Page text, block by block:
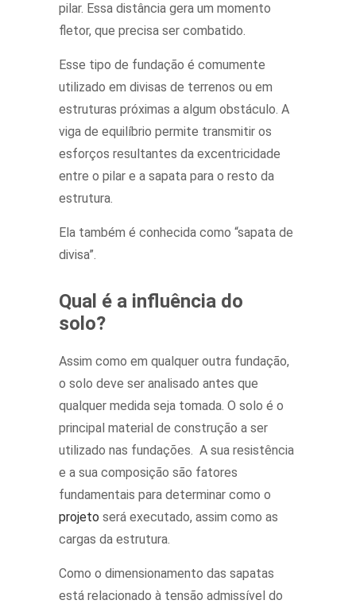
pilar. Essa distância gera um momento
fletor, que precisa ser combatido.
Esse tipo de fundação é comumente
utilizado em divisas de terrenos ou em
estruturas próximas a algum obstáculo. A
viga de equilíbrio permite transmitir os
esforços resultantes da excentricidade
entre o pilar e a sapata para o resto da
estrutura.
Ela também é conhecida como “sapata de
divisa”.
Qual é a influência do
solo?
Assim como em qualquer outra fundação,
o solo deve ser analisado antes que
qualquer medida seja tomada. O solo é o
principal material de construção a ser
utilizado nas fundações. A sua resistência
e a sua composição são fatores
fundamentais para determinar como o
projeto será executado, assim como as
cargas da estrutura.
Como o dimensionamento das sapatas
está relacionado à tensão admissível do